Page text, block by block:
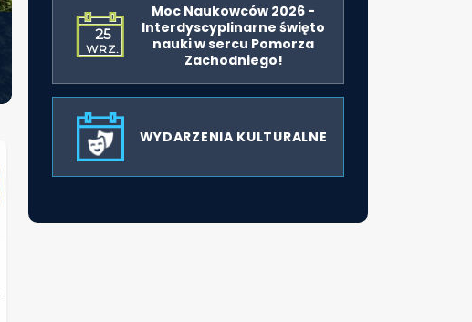
25
WRZ.
Moc Naukowców 2026 -
Interdyscyplinarne święto
nauki w sercu Pomorza
Zachodniego!
WYDARZENIA KULTURALNE